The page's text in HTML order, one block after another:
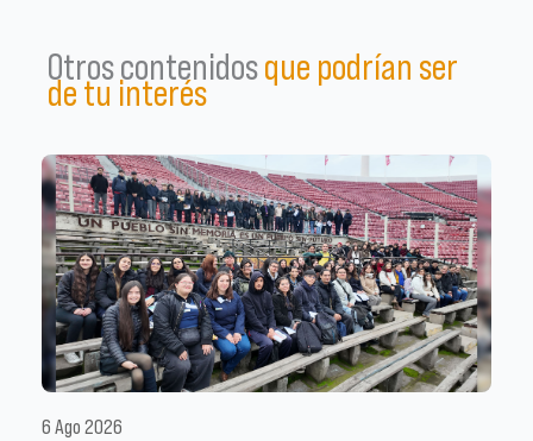
Otros contenidosque podrían ser
de tu interés
6 Ago 2026